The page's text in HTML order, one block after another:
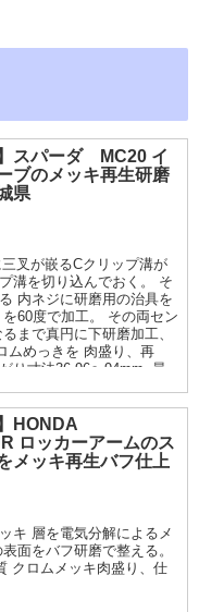
】スパーダ MC20 イ
ブのメッキ再生研磨
県
叉が嵌るCクリップ溝が
溝を切り込んでおく。 そ
内ネジに研磨用の治具を
60度で加工。 その両セン
まで真円に下研磨加工、
ムめっきを 肉盛り、再
り寸法36.96〜94mm. 最
HONDA
ロッカーアームのス
メッキ再生バフ仕上
キ 層を電気分解によるメ
面をバフ研磨で整える。
クロムメッキ肉盛り、仕